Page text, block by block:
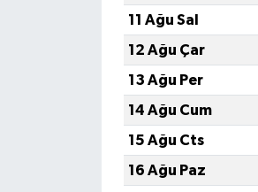
11 Ağu Sal
12 Ağu Çar
13 Ağu Per
14 Ağu Cum
15 Ağu Cts
16 Ağu Paz